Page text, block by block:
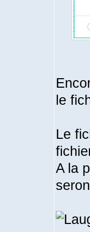
le
Le
A la